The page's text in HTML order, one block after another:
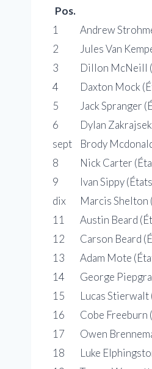
Pos.
1
Andrew
2
Jules Van
3
Dillon McNeill
4
Daxton Mock
5
Jack Spranger
6
Dylan
sept
Brody
8
Nick Carter
9
Ivan Sippy
dix
Marcis Shelton
11
Austin Beard
12
Carson Beard
13
Adam Mote
14
George
15
Lucas
16
Cobe
17
Owen
18
Luke